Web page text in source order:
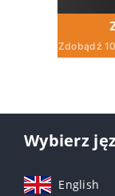
Zdobądź
Wybierz
English